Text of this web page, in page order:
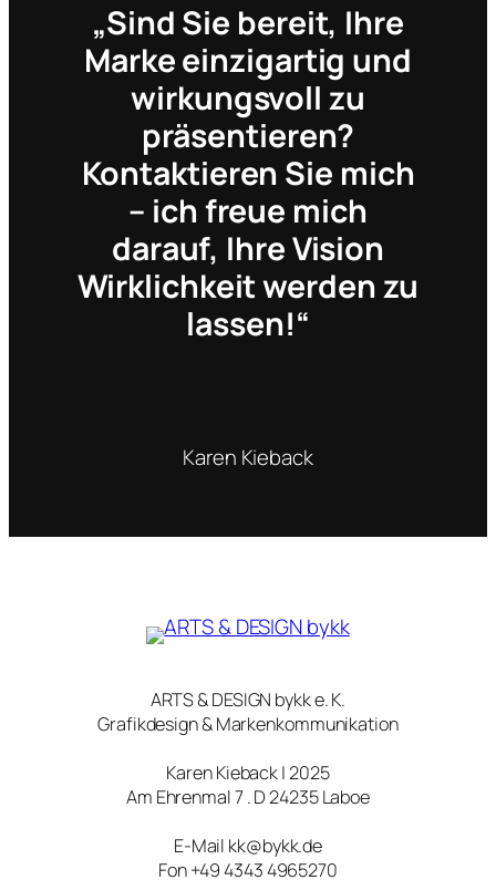
„Sind Sie bereit, Ihre
Marke einzigartig und
wirkungsvoll zu
präsentieren?
Kontaktieren Sie mich
– ich freue mich
darauf, Ihre Vision
Wirklichkeit werden zu
lassen!“
Karen Kieback
ARTS & DESIGN bykk e. K.
Grafikdesign & Markenkommunikation
Karen Kieback | 2025
Am Ehrenmal 7 . D 24235 Laboe
E-Mail kk@bykk.de
Fon +49 4343 4965270